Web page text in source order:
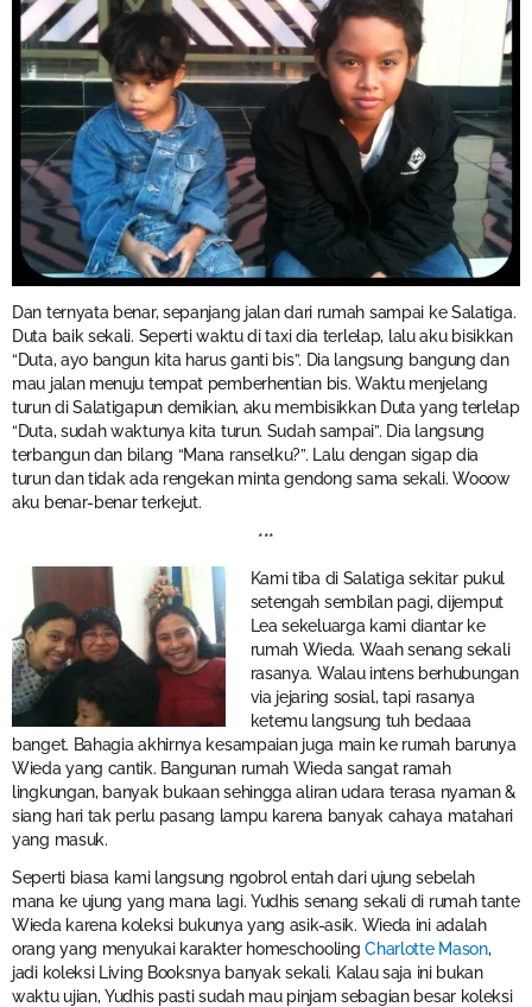
Dan ternyata benar, sepanjang jalan dari rumah sampai ke Salatiga.
Duta baik sekali. Seperti waktu di taxi dia terlelap, lalu aku bisikkan
“Duta, ayo bangun kita harus ganti bis”. Dia langsung bangung dan
mau jalan menuju tempat pemberhentian bis. Waktu menjelang
turun di Salatigapun demikian, aku membisikkan Duta yang terlelap
“Duta, sudah waktunya kita turun. Sudah sampai”. Dia langsung
terbangun dan bilang “Mana ranselku?”. Lalu dengan sigap dia
turun dan tidak ada rengekan minta gendong sama sekali. Wooow
aku benar-benar terkejut.
***
Kami tiba di Salatiga sekitar pukul
setengah sembilan pagi, dijemput
Lea sekeluarga kami diantar ke
rumah Wieda. Waah senang sekali
rasanya. Walau intens berhubungan
via jejaring sosial, tapi rasanya
ketemu langsung tuh bedaaa
banget. Bahagia akhirnya kesampaian juga main ke rumah barunya
Wieda yang cantik. Bangunan rumah Wieda sangat ramah
lingkungan, banyak bukaan sehingga aliran udara terasa nyaman &
siang hari tak perlu pasang lampu karena banyak cahaya matahari
yang masuk.
Seperti biasa kami langsung ngobrol entah dari ujung sebelah
mana ke ujung yang mana lagi. Yudhis senang sekali di rumah tante
Wieda karena koleksi bukunya yang asik-asik. Wieda ini adalah
orang yang menyukai karakter homeschoolingCharlotte Mason,
jadi koleksi Living Booksnya banyak sekali. Kalau saja ini bukan
waktu ujian, Yudhis pasti sudah mau pinjam sebagian besar koleksi